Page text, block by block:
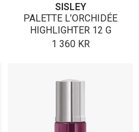
SISLEY
PALETTE L’ORCHIDÉE
HIGHLIGHTER 12 G
1 360 KR